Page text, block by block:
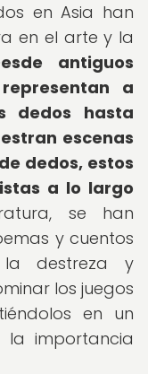
en Asia han
en el arte y la
antiguos
a
dedos hasta
escenas
dedos, estos
a lo largo
se han
y cuentos
destreza y
los juegos
en un
la importancia